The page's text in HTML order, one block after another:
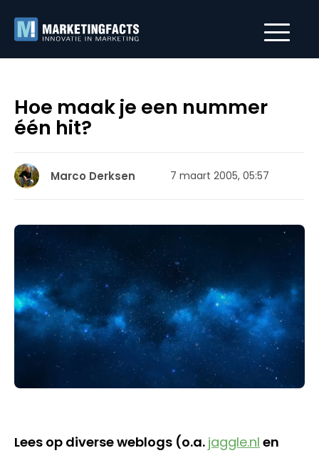
Hoe maak je een nummer
één hit?
Marco Derksen 7 maart 2005, 05:57
Lees op diverse weblogs (o.a. jaggle.nl en